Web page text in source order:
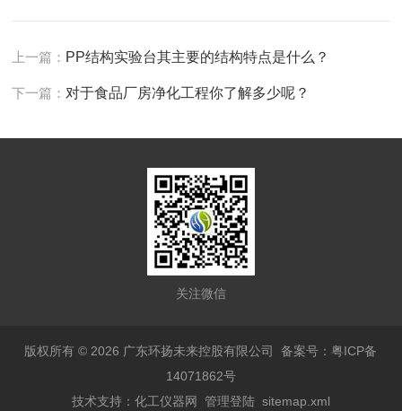
上一篇： PP结构实验台其主要的结构特点是什么？
下一篇： 对于食品厂房净化工程你了解多少呢？
关注微信
版权所有 © 2026 广东环扬未来控股有限公司备案号：粤ICP备
14071862号
技术支持： 化工仪器网 管理登陆 sitemap.xml